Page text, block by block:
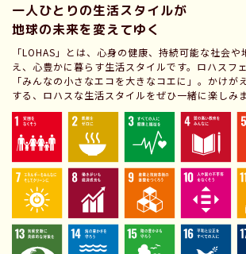
一人ひとりの生活スタイルが
地球の未来を変えてゆく
「LOHAS」とは、心身の健康、持続可能な社会
え、心豊かに暮らす生活スタイルです。ロハスフ
「みんなの小さなエコを大きなコエに」。かけが
する、ロハスな生活スタイルをぜひ一緒に楽しみ